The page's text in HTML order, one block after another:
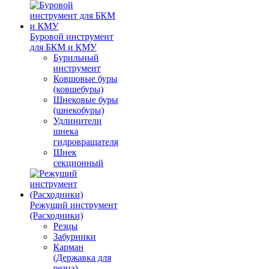
Буровой инструмент
для БКМ и КМУ
Бурильный
инструмент
Ковшовые буры
(ковшебуры)
Шнековые буры
(шнекобуры)
Удлинители
шнека
гидровращателя
Шнек
секционный
Режущий инструмент
(Расходники)
Резцы
Забурники
Карман
(Державка для